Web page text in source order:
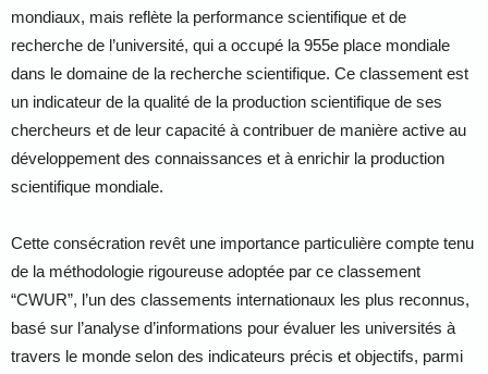
mondiaux, mais reflète la performance scientifique et de
recherche de l’université, qui a occupé la 955e place mondiale
dans le domaine de la recherche scientifique. Ce classement est
un indicateur de la qualité de la production scientifique de ses
chercheurs et de leur capacité à contribuer de manière active au
développement des connaissances et à enrichir la production
scientifique mondiale.
Cette consécration revêt une importance particulière compte tenu
de la méthodologie rigoureuse adoptée par ce classement
“CWUR”, l’un des classements internationaux les plus reconnus,
basé sur l’analyse d’informations pour évaluer les universités à
travers le monde selon des indicateurs précis et objectifs, parmi